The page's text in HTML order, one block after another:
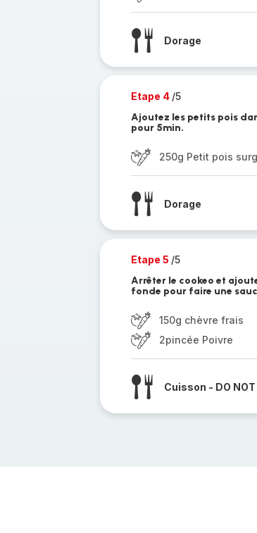
Dorage
Etape 4 /5
Ajoutez les petits pois
pour 5min.
250g Petit pois
Dorage
Etape 5 /5
Arrêter le cookeo et
fonde pour faire une
150g chèvre frais
2pincée Poivre
Cuisson - DO NOT